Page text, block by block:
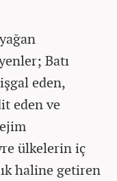
Batı
eden,
eden ve
ülkelerin iç
haline getiren